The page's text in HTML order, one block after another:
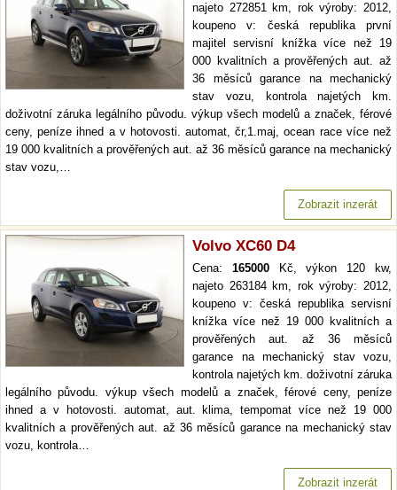
najeto 272851 km, rok výroby: 2012,
koupeno v: česká republika první
majitel servisní knížka více než 19
000 kvalitních a prověřených aut. až
36 měsíců garance na mechanický
stav vozu, kontrola najetých km.
doživotní záruka legálního původu. výkup všech modelů a značek, férové
ceny, peníze ihned a v hotovosti. automat, čr,1.maj, ocean race více než
19 000 kvalitních a prověřených aut. až 36 měsíců garance na mechanický
stav vozu,…
Zobrazit inzerát
Volvo XC60 D4
Cena: 165000Kč, výkon 120 kw,
najeto 263184 km, rok výroby: 2012,
koupeno v: česká republika servisní
knížka více než 19 000 kvalitních a
prověřených aut. až 36 měsíců
garance na mechanický stav vozu,
kontrola najetých km. doživotní záruka
legálního původu. výkup všech modelů a značek, férové ceny, peníze
ihned a v hotovosti. automat, aut. klima, tempomat více než 19 000
kvalitních a prověřených aut. až 36 měsíců garance na mechanický stav
vozu, kontrola…
Zobrazit inzerát